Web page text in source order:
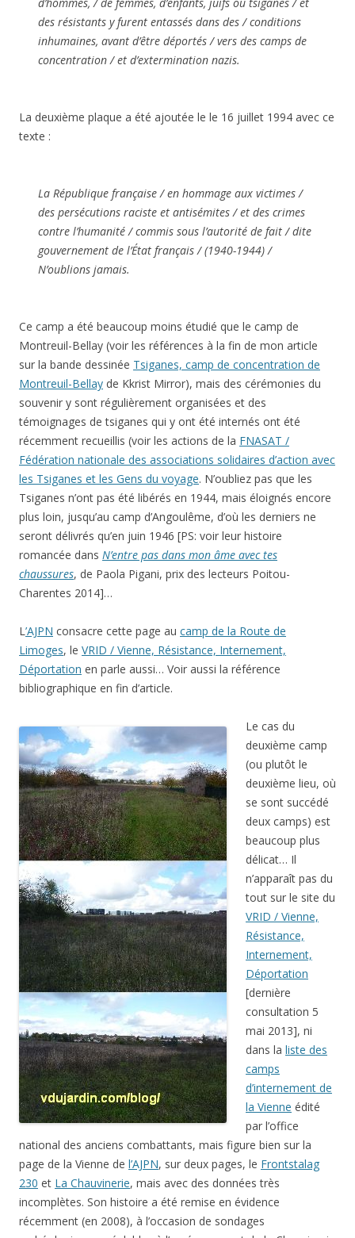
des résistants y furent entassés dans des / conditions
inhumaines, avant d’être déportés / vers des camps de
concentration / et d’extermination nazis.
La deuxième plaque a été ajoutée le le 16 juillet 1994 avec ce
texte :
La République française / en hommage aux victimes /
des persécutions raciste et antisémites / et des crimes
contre l’humanité / commis sous l’autorité de fait / dite
gouvernement de l’État français / (1940-1944) /
N’oublions jamais.
Ce camp a été beaucoup moins étudié que le camp de
Montreuil-Bellay (voir les références à la fin de mon article
sur la bande dessinée Tsiganes, camp de concentration de
Montreuil-Bellay de Kkrist Mirror), mais des cérémonies du
souvenir y sont régulièrement organisées et des
témoignages de tsiganes qui y ont été internés ont été
récemment recueillis (voir les actions de la FNASAT /
Fédération nationale des associations solidaires d’action avec
les Tsiganes et les Gens du voyage. N’oubliez pas que les
Tsiganes n’ont pas été libérés en 1944, mais éloignés encore
plus loin, jusqu’au camp d’Angoulême, d’où les derniers ne
seront délivrés qu’en juin 1946 [PS: voir leur histoire
romancée dans N’entre pas dans mon âme avec tes
chaussures, de Paola Pigani, prix des lecteurs Poitou-
Charentes 2014]…
L’AJPN consacre cette page au camp de la Route de
Limoges, le VRID / Vienne, Résistance, Internement,
Déportation en parle aussi… Voir aussi la référence
bibliographique en fin d’article.
Le cas du
deuxième camp
(ou plutôt le
deuxième lieu, où
se sont succédé
deux camps) est
beaucoup plus
délicat… Il
n’apparaît pas du
tout sur le site du
VRID / Vienne,
Résistance,
Internement,
Déportation
[dernière
consultation 5
mai 2013], ni
dans la liste des
camps
d’internement de
la Vienne édité
par l’office
national des anciens combattants, mais figure bien sur la
page de la Vienne de l’AJPN, sur deux pages, le Frontstalag
230 et La Chauvinerie, mais avec des données très
incomplètes. Son histoire a été remise en évidence
récemment (en 2008), à l’occasion de sondages